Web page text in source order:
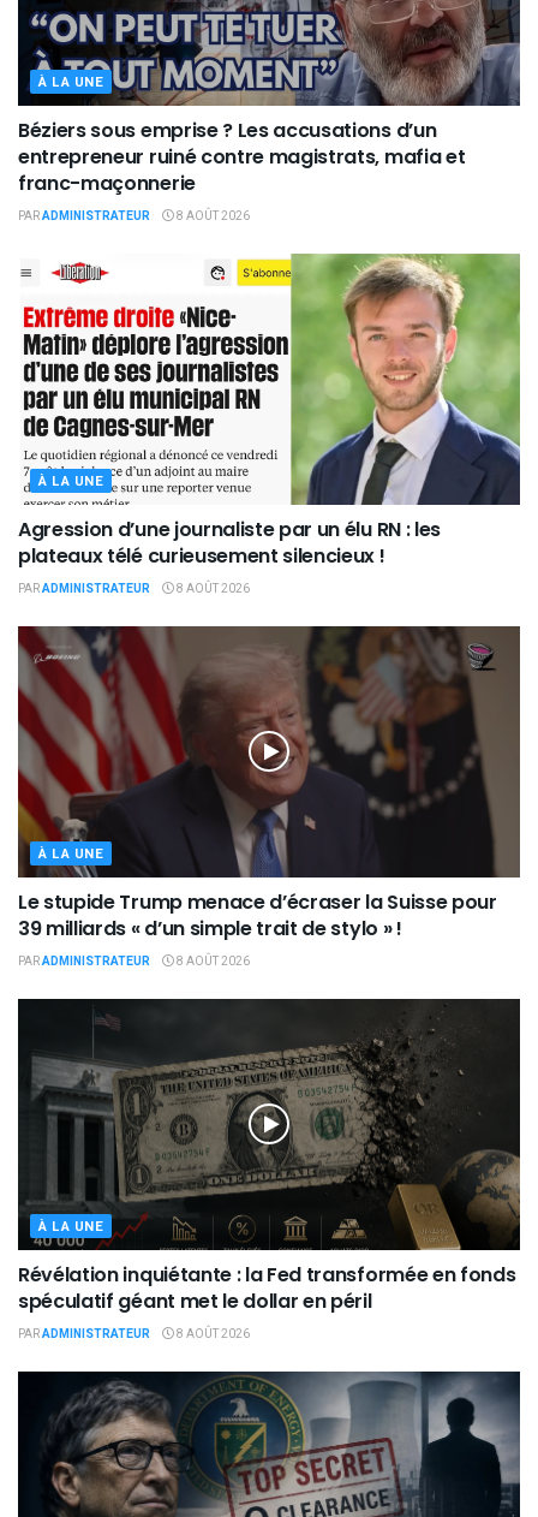
À LA UNE
Béziers sous emprise ? Les accusations d’un
entrepreneur ruiné contre magistrats, mafia et
franc-maçonnerie
PARADMINISTRATEUR 8 AOÛT 2026
À LA UNE
Agression d’une journaliste par un élu RN : les
plateaux télé curieusement silencieux !
PARADMINISTRATEUR 8 AOÛT 2026
À LA UNE
Le stupide Trump menace d’écraser la Suisse pour
39 milliards « d’un simple trait de stylo » !
PARADMINISTRATEUR 8 AOÛT 2026
À LA UNE
Révélation inquiétante : la Fed transformée en fonds
spéculatif géant met le dollar en péril
PARADMINISTRATEUR 8 AOÛT 2026